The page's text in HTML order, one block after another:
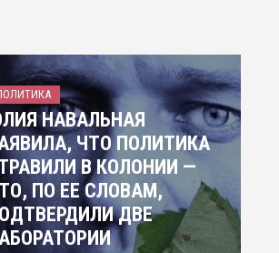
НАВАЛЬНАЯ
ЧТО ПОЛИТИКА
В КОЛОНИИ —
ПО ЕЕ СЛОВАМ,
ДВЕ